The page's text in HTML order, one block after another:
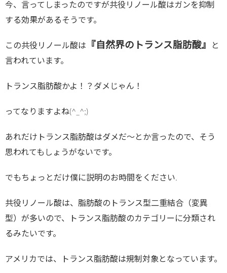
今、言ってしまったのですが共役リノール酸はガンを抑制
する効果があるそうです。
この共役リノール酸は 『自然界のトランス脂肪酸』
と
言われています。
トランス脂肪酸かよ！？ダメじゃん！
ってなりますよね(^_^;)
あれだけトランス脂肪酸はダメだ〜とか言ったので、そう
思われてもしょうがないです。
でもちょっとだけ僕に説明のお時間をください.
共役リノール酸は、脂肪酸のトランス型二重結合（変異
型）が多いので、トランス脂肪酸のカテゴリーに分類され
るみたいです。
アメリカでは、トランス脂肪酸は規制対象となっています。